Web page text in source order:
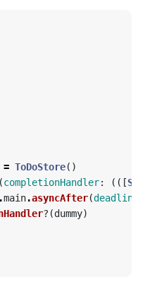
= ToDoStore()
(completionHandler: (([
.main.asyncAfter(deadline
?(dummy)